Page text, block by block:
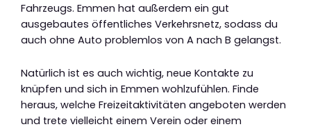
Fahrzeugs. Emmen hat außerdem ein gut
ausgebautes öffentliches Verkehrsnetz, sodass du
auch ohne Auto problemlos von A nach B gelangst.
Natürlich ist es auch wichtig, neue Kontakte zu
knüpfen und sich in Emmen wohlzufühlen. Finde
heraus, welche Freizeitaktivitäten angeboten werden
und trete vielleicht einem Verein oder einem